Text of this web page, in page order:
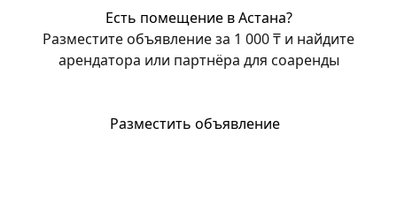
Есть помещение в Астана?
Разместите объявление за 1 000 ₸ и найдите
арендатора или партнёра для соаренды
Разместить объявление